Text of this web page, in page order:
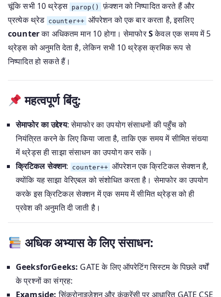
चूंकि सभी 10 थ्रेड्स parop() फ़ंक्शन को निष्पादित करते हैं और
प्रत्येक थ्रेड counter++ ऑपरेशन को एक बार करता है, इसलिए
counterका अधिकतम मान 10 होगा। सेमाफोरSकेवल एक समय में 5
थ्रेड्स को अनुमति देता है, लेकिन सभी 10 थ्रेड्स क्रमिक रूप से
निष्पादित हो सकते हैं।
महत्वपूर्ण बिंदु:
सेमाफोर का उद्देश्य: सेमाफोर का उपयोग संसाधनों की पहुँच को
नियंत्रित करने के लिए किया जाता है, ताकि एक समय में सीमित संख्या
में थ्रेड्स ही साझा संसाधन का उपयोग कर सकें।
क्रिटिकल सेक्शन: counter++ ऑपरेशन एक क्रिटिकल सेक्शन है,
क्योंकि यह साझा वेरिएबल को संशोधित करता है। सेमाफोर का उपयोग
करके इस क्रिटिकल सेक्शन में एक समय में सीमित थ्रेड्स को ही
प्रवेश की अनुमति दी जाती है।
अधिक अभ्यास के लिए संसाधन:
GeeksforGeeks: GATE के लिए ऑपरेटिंग सिस्टम के पिछले वर्षों
के प्रश्नों का संग्रह:
Examside: सिंक्रोनाइज़ेशन और कंकरेंसी पर आधारित GATE CSE